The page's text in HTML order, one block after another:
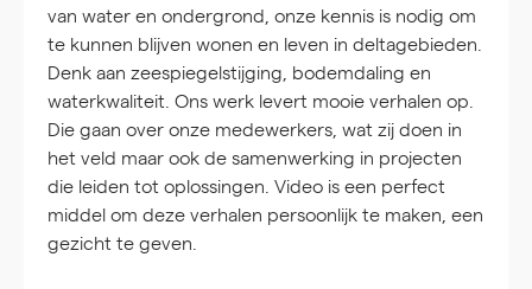
van water en ondergrond, onze kennis is nodig om
te kunnen blijven wonen en leven in deltagebieden.
Denk aan zeespiegelstijging, bodemdaling en
waterkwaliteit. Ons werk levert mooie verhalen op.
Die gaan over onze medewerkers, wat zij doen in
het veld maar ook de samenwerking in projecten
die leiden tot oplossingen. Video is een perfect
middel om deze verhalen persoonlijk te maken, een
gezicht te geven.